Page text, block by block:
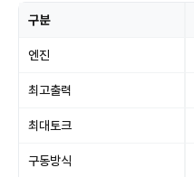
구분
엔진
최고출력
최대토크
구동방식